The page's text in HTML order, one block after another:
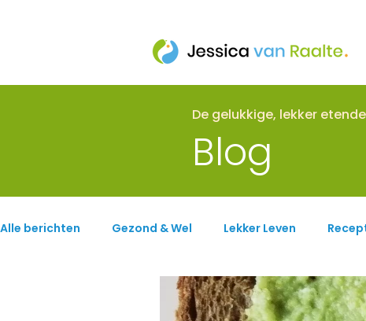
De gelukkige, lekker
Blog
Alle berichten Gezond & Wel Lekker Leven